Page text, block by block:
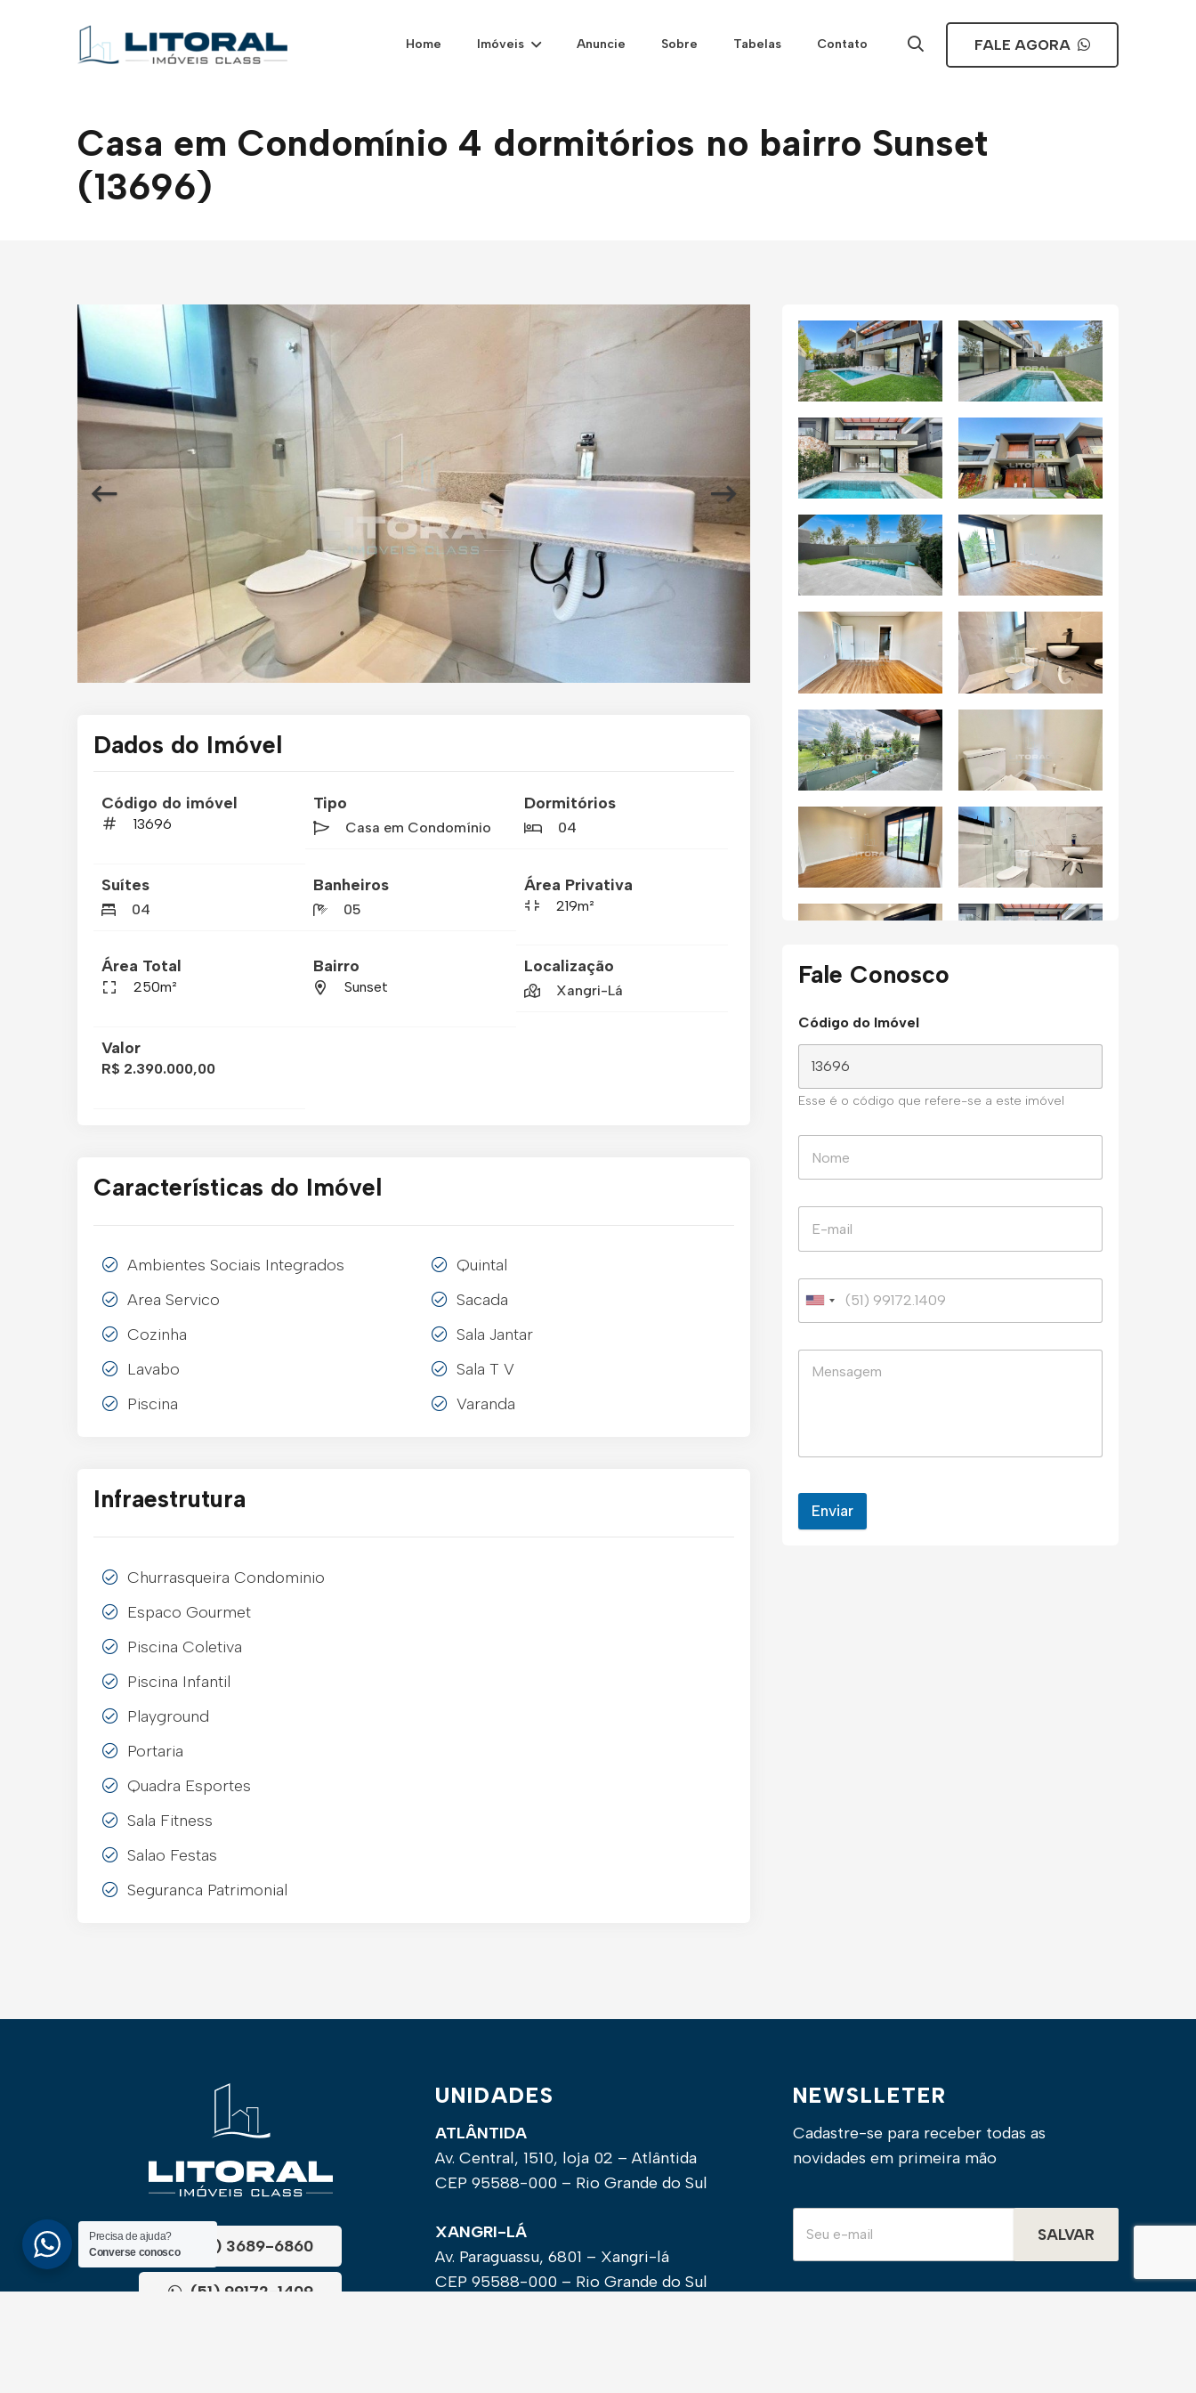
Home Imóveis Anuncie Sobre Tabelas Contato FALE AGORA
Casa em Condomínio 4 dormitórios no bairro Sunset
(13696)
Dados do Imóvel
Código do imóvel
13696
Tipo
Casa em Condomínio
Dormitórios
04
Suítes
04
Banheiros
05
Área Privativa
219m²
Área Total
250m²
Bairro
Sunset
Localização
Xangri-Lá
Valor
R$ 2.390.000,00
Características do Imóvel
Ambientes Sociais Integrados
Area Servico
Cozinha
Lavabo
Piscina
Quintal
Sacada
Sala Jantar
Sala T V
Varanda
Infraestrutura
Churrasqueira Condominio
Espaco Gourmet
Piscina Coletiva
Piscina Infantil
Playground
Portaria
Quadra Esportes
Sala Fitness
Salao Festas
Seguranca Patrimonial
Fale Conosco
Código do Imóvel
Esse é o código que refere-se a este imóvel
Enviar
(51) 3689-6860
(51) 99172-1409
UNIDADES
ATLÂNTIDA
Av. Central, 1510, loja 02 – Atlântida
CEP 95588-000 – Rio Grande do Sul
XANGRI-LÁ
Av. Paraguassu, 6801 – Xangri-lá
CEP 95588-000 – Rio Grande do Sul
NEWSLLETER
Cadastre-se para receber todas as
novidades em primeira mão
SALVAR
Precisa de ajuda?
Converse conosco